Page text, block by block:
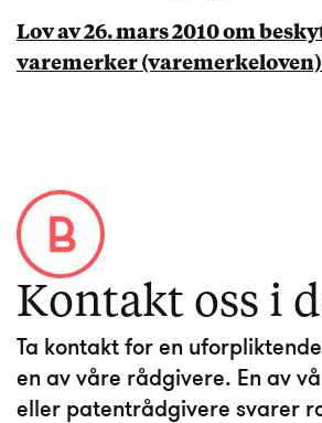
Lov av 26. mars 2010 om
varemerker
Kontakt oss i
Ta kontakt for en
en av våre rådgivere. En av
eller patentrådgivere svarer